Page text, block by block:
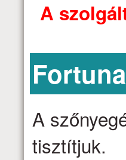
A
A
tisztítjuk.